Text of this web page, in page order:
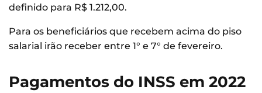
definido para R$ 1.212,00.
Para os beneficiários que recebem acima do piso
salarial irão receber entre 1° e 7° de fevereiro.
Pagamentos do INSS em 2022